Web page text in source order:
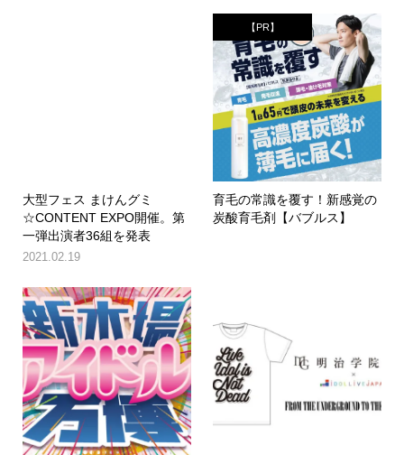
大型フェス まけんグミ
☆CONTENT EXPO開催。第
一弾出演者36組を発表
2021.02.19
【PR】
育毛の常識を覆す！新感覚の
炭酸育毛剤【バブルス】